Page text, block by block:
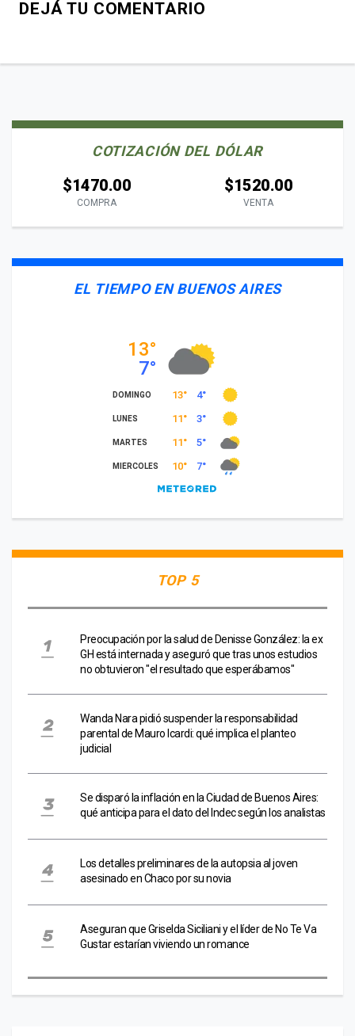
DEJÁ TU COMENTARIO
COTIZACIÓN DEL DÓLAR
$1470.00
COMPRA
$1520.00
VENTA
EL TIEMPO EN BUENOS AIRES
TOP 5
Preocupación por la salud de Denisse González: la ex
GH está internada y aseguró que tras unos estudios
no obtuvieron "el resultado que esperábamos"
Wanda Nara pidió suspender la responsabilidad
parental de Mauro Icardi: qué implica el planteo
judicial
Se disparó la inflación en la Ciudad de Buenos Aires:
qué anticipa para el dato del Indec según los analistas
Los detalles preliminares de la autopsia al joven
asesinado en Chaco por su novia
Aseguran que Griselda Siciliani y el líder de No Te Va
Gustar estarían viviendo un romance